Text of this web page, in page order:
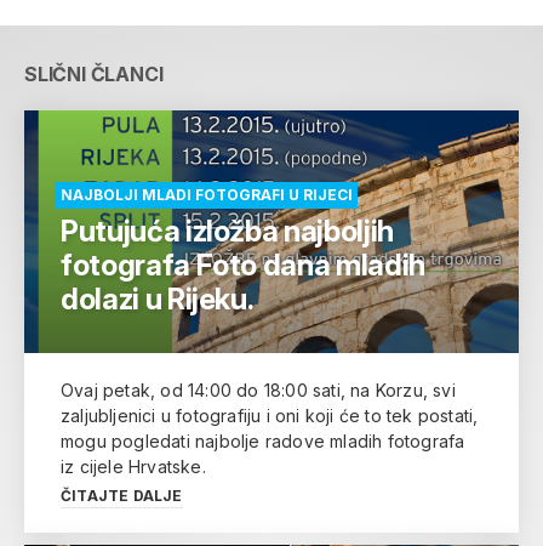
SLIČNI ČLANCI
NAJBOLJI MLADI FOTOGRAFI U RIJECI
Putujuća izložba najboljih
fotografa Foto dana mladih
dolazi u Rijeku.
Ovaj petak, od 14:00 do 18:00 sati, na Korzu, svi
zaljubljenici u fotografiju i oni koji će to tek postati,
mogu pogledati najbolje radove mladih fotografa
iz cijele Hrvatske.
ČITAJTE DALJE